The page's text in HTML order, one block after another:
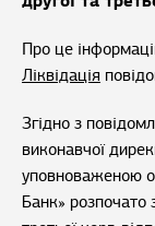
Про це
Ліквідація
Згідно з
виконавчої
уповноваженою
Банк» розпочато